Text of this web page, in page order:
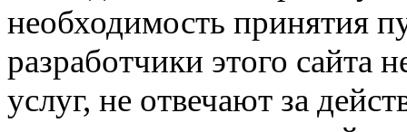
необходимость принятия
разработчики этого сайта
услуг, не отвечают за